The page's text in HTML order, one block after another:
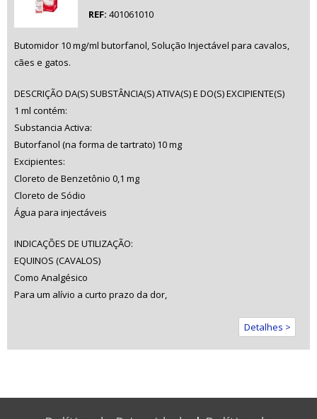
REF: 401061010
Butomidor 10 mg/ml butorfanol, Solução Injectável para cavalos,
cães e gatos.
DESCRIÇÃO DA(S) SUBSTÂNCIA(S) ATIVA(S) E DO(S) EXCIPIENTE(S)
1 ml contém:
Substancia Activa:
Butorfanol (na forma de tartrato) 10 mg
Excipientes:
Cloreto de Benzetônio 0,1 mg
Cloreto de Sódio
Água para injectáveis
INDICAÇÕES DE UTILIZAÇÃO:
EQUINOS (CAVALOS)
Como Analgésico
Para um alívio a curto prazo da dor,
Detalhes >